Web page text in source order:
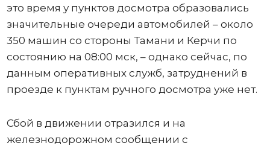
это время у пунктов досмотра образовались
значительные очереди автомобилей – около
350 машин со стороны Тамани и Керчи по
состоянию на 08:00 мск, – однако сейчас, по
данным оперативных служб, затруднений в
проезде к пунктам ручного досмотра уже нет.
Сбой в движении отразился и на
железнодорожном сообщении с